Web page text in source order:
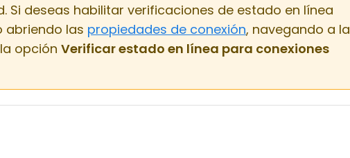
Si deseas habilitar verificaciones de estado en línea
abriendo las propiedades de conexión, navegando a la
opción Verificar estado en línea para conexiones